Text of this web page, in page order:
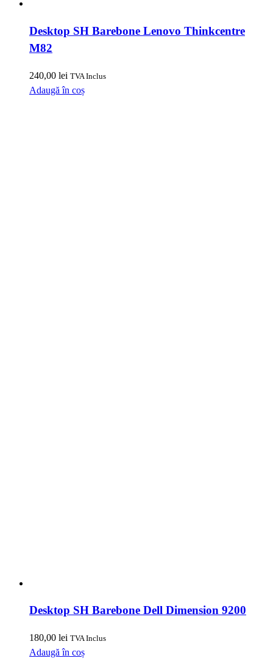
Desktop SH Barebone Lenovo Thinkcentre
M82
240,00 lei TVA Inclus
Adaugă în coș
Desktop SH Barebone Dell Dimension 9200
180,00 lei TVA Inclus
Adaugă în coș